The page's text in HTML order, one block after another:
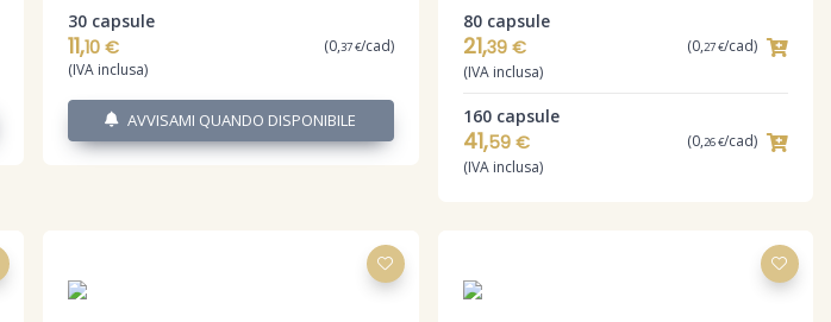
30 capsule
11,10 € (0,37 €/cad)
(IVA inclusa)
AVVISAMI QUANDO DISPONIBILE
80 capsule
21,39 € (0,27 €/cad)
(IVA inclusa)
160 capsule
41,59 € (0,26 €/cad)
(IVA inclusa)